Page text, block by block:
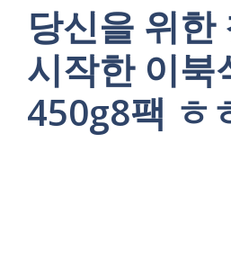
당신을 위한
시작한 이북
450g8팩 ㅎ